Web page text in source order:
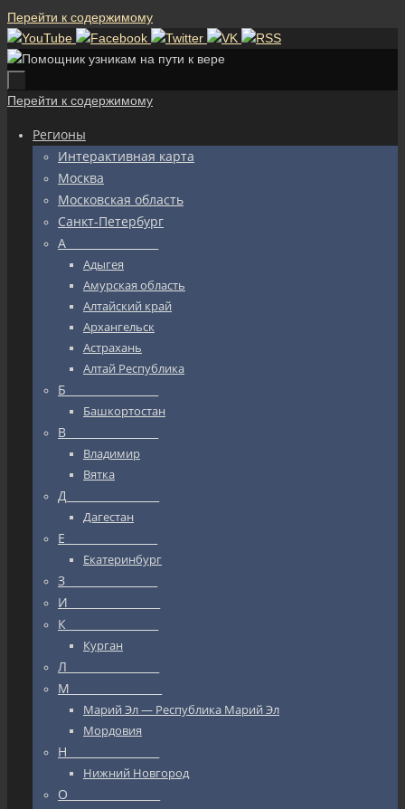
Перейти к содержимому
Перейти к содержимому
Регионы
Интерактивная карта
Москва
Московская область
Санкт-Петербург
А_________________
Адыгея
Амурская область
Алтайский край
Архангельск
Астрахань
Алтай Республика
Б_________________
Башкортостан
В_________________
Владимир
Вятка
Д_________________
Дагестан
Е_________________
Екатеринбург
З_________________
И_________________
К_________________
Курган
Л_________________
М_________________
Марий Эл — Республика Марий Эл
Мордовия
Н_________________
Нижний Новгород
О_________________